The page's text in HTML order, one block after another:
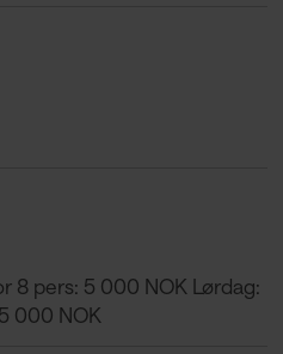
8 pers: 5 000 NOK Lørdag:
000 NOK